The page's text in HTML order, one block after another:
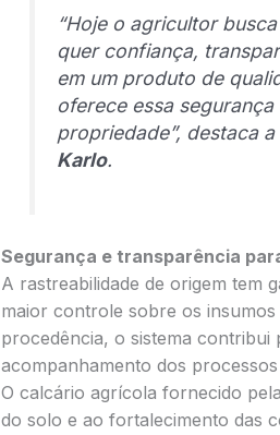
“Hoje o agricultor
quer confiança,
em um produto de
oferece essa
propriedade”, destaca
Karlo.
Segurança e transparência
A rastreabilidade de origem tem
maior controle sobre os
procedência, o sistema contribui
acompanhamento dos
O calcário agrícola fornecido
do solo e ao fortalecimento das